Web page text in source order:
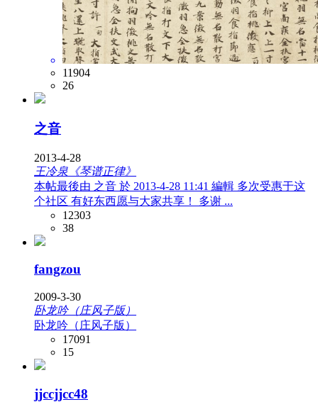
11904
26
之音
2013-4-28
王冷泉《琴谱正律》
本帖最後由 之音 於 2013-4-28 11:41 編輯 多次受惠于这
个社区 有好东西愿与大家共享！ 多谢 ...
12303
38
fangzou
2009-3-30
卧龙吟（庄风子版）
卧龙吟（庄风子版）
17091
15
jjccjjcc48